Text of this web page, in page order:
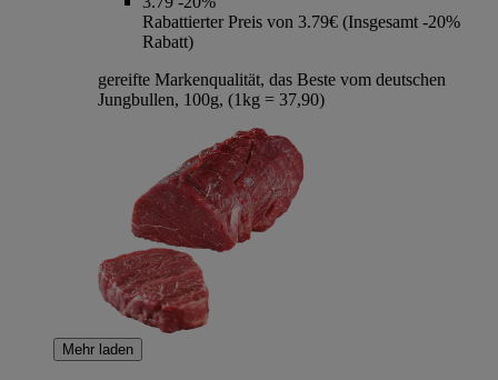
Rabattierter Preis von 3.79€ (Insgesamt -20%
Rabatt)
gereifte Markenqualität, das Beste vom deutschen
Jungbullen, 100g, (1kg = 37,90)
Mehr laden